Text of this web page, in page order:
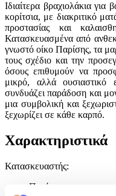
Ιδιαίτερα βραχιολάκια για
κορίτσια, με διακριτικό
προστασίας και
Κατασκευασμένα από
γνωστό οίκο Παρίσης, τα
τους σχέδιο και την
όσους επιθυμούν να
μικρό, αλλά
συνδυάζει παράδοση και
μια συμβολική και
ξεχωρίζει σε κάθε καρπό.
Χαρακτηριστικά
Κατασκευαστής:
Παρίσης